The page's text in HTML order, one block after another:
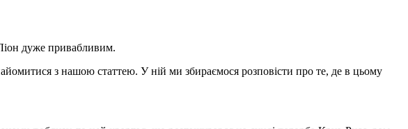
дуже привабливим.
з нашою статтею. У ній ми збираємося розповісти про те, де в цьому